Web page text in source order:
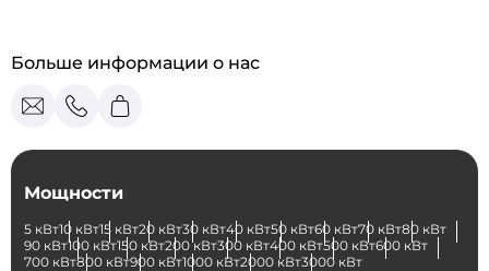
Больше информации о нас
Мощности
5 кВт10 кВт15 кВт20 кВт30 кВт40 кВт50 кВт60 кВт70 кВт80 кВт
90 кВт100 кВт150 кВт200 кВт300 кВт400 кВт500 кВт600 кВт
700 кВт800 кВт900 кВт1000 кВт2000 кВт3000 кВт